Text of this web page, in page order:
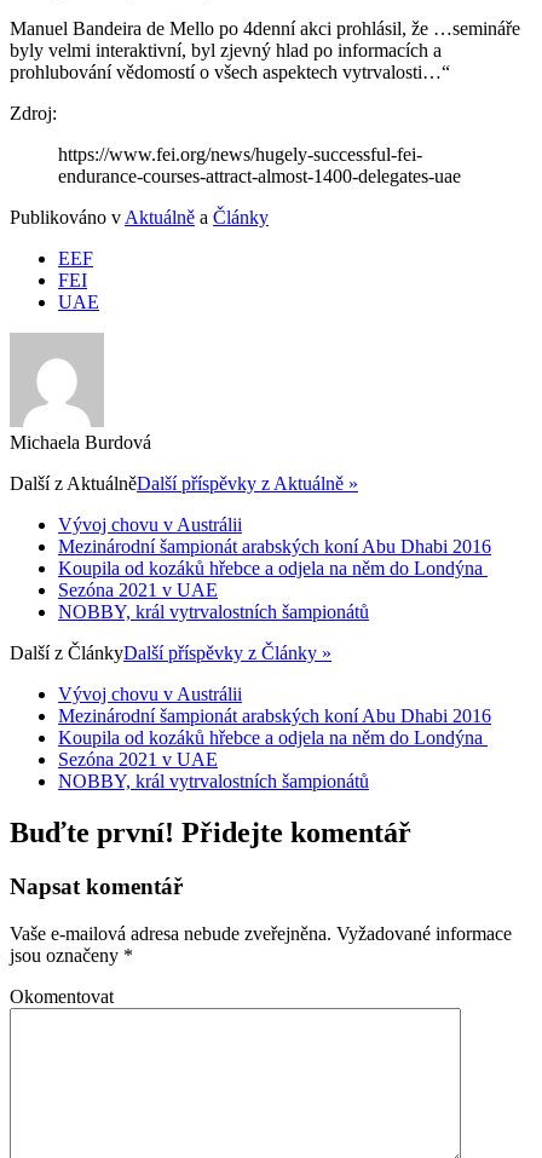
Manuel Bandeira de Mello po 4denní akci prohlásil, že …semináře
byly velmi interaktivní, byl zjevný hlad po informacích a
prohlubování vědomostí o všech aspektech vytrvalosti…“
Zdroj:
https://www.fei.org/news/hugely-successful-fei-
endurance-courses-attract-almost-1400-delegates-uae
Publikováno v Aktuálně a Články
EEF
FEI
UAE
Michaela Burdová
Další z AktuálněDalší příspěvky z Aktuálně »
Vývoj chovu v Austrálii
Mezinárodní šampionát arabských koní Abu Dhabi 2016
Koupila od kozáků hřebce a odjela na něm do Londýna
Sezóna 2021 v UAE
NOBBY, král vytrvalostních šampionátů
Další z ČlánkyDalší příspěvky z Články »
Vývoj chovu v Austrálii
Mezinárodní šampionát arabských koní Abu Dhabi 2016
Koupila od kozáků hřebce a odjela na něm do Londýna
Sezóna 2021 v UAE
NOBBY, král vytrvalostních šampionátů
Buďte první! Přidejte komentář
Napsat komentář
Vaše e-mailová adresa nebude zveřejněna. Vyžadované informace
jsou označeny *
Okomentovat